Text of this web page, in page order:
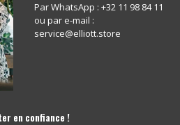
Par WhatsApp : +32 11 98 84 11
ou par e-mail :
service@elliott.store
en confiance !